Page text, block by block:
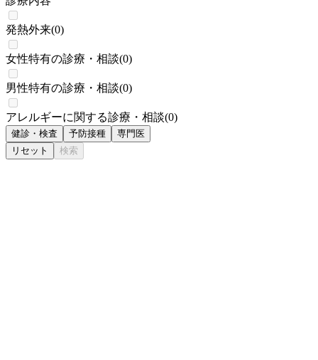
発熱外来(0)
女性特有の診療・相談(0)
男性特有の診療・相談(0)
アレルギーに関する診療・相談(0)
健診・検査 予防接種
専門医
リセット
検索